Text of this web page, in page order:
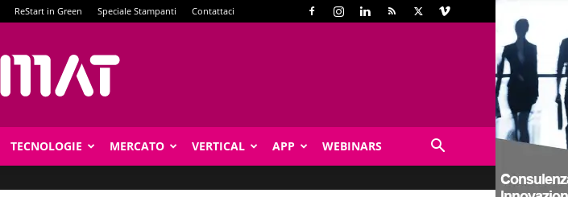
ReStart in Green Speciale Stampanti Contattaci
TECNOLOGIE MERCATO VERTICAL APP WEBINARS